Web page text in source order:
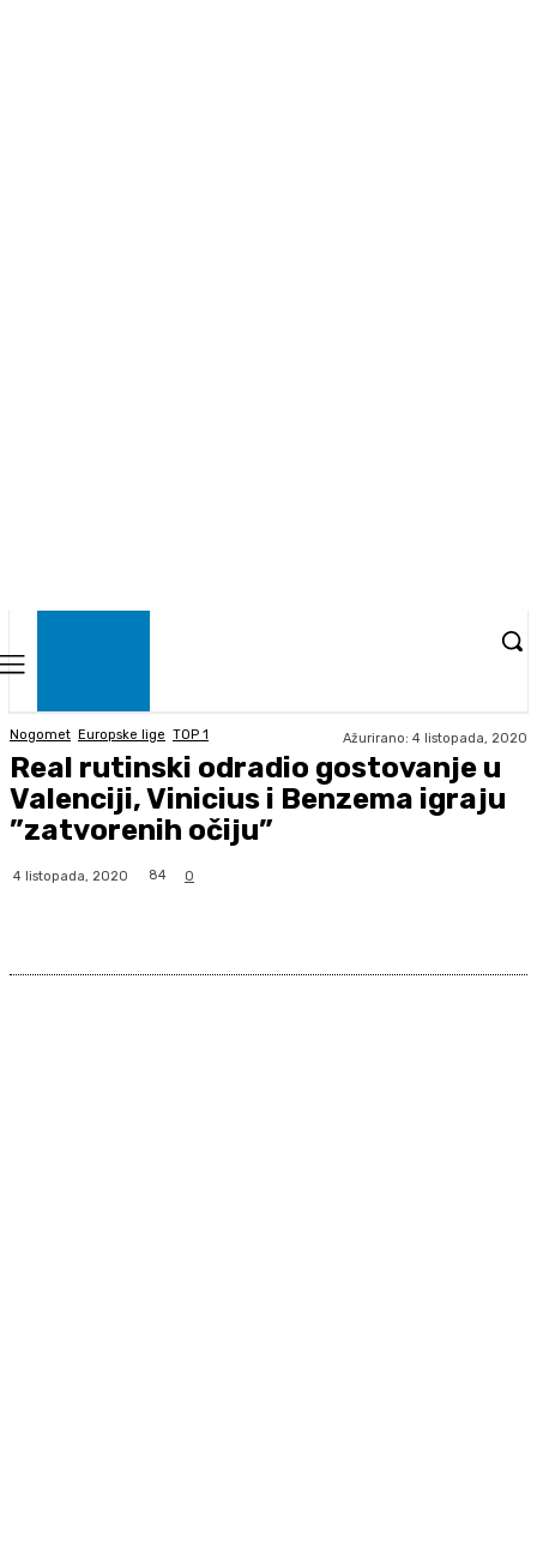
Nogomet Europske lige TOP 1 Ažurirano: 4 listopada, 2020
Real rutinski odradio gostovanje u
Valenciji, Vinicius i Benzema igraju
”zatvorenih očiju”
4 listopada, 2020 84 0